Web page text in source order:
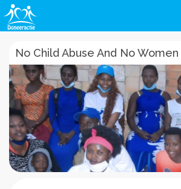
No Child Abuse And No